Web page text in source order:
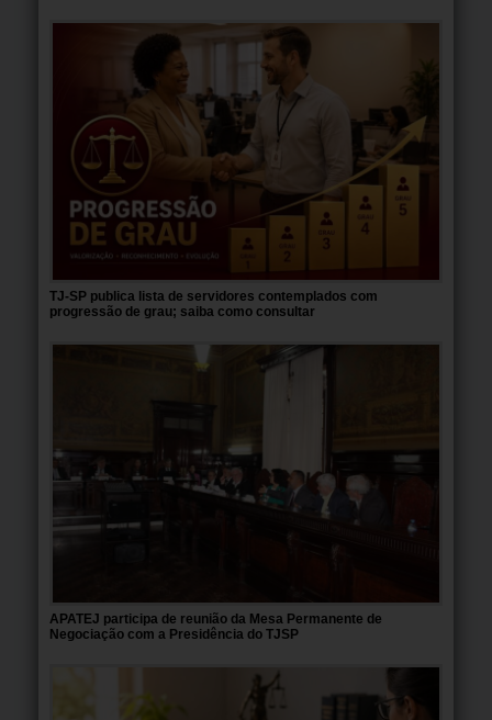
TJ-SP publica lista de servidores contemplados com
progressão de grau; saiba como consultar
APATEJ participa de reunião da Mesa Permanente de
Negociação com a Presidência do TJSP